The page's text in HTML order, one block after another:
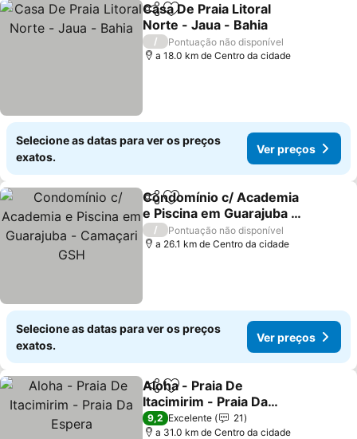
PartilharAdicionar aos favoritos
Casa De Praia Litoral
Norte - Jaua - Bahia
Ver preços
/
Pontuação não disponível
a 18.0 km de Centro da cidade
Selecione as datas para ver os preços
exatos.
Ver preços
PartilharAdicionar aos favoritos
Condomínio c/ Academia
e Piscina em Guarajuba -
Camaçari GSH
Ver preços
/
Pontuação não disponível
a 26.1 km de Centro da cidade
Selecione as datas para ver os preços
exatos.
Ver preços
PartilharAdicionar aos favoritos
Aloha - Praia De
Itacimirim - Praia Da
Espera
Ver preços
9,2 Excelente
21
a 31.0 km de Centro da cidade